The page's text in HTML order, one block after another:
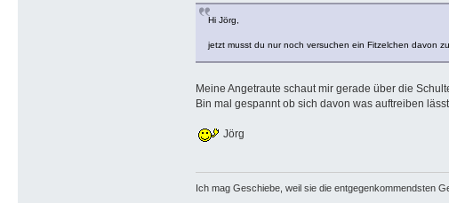
Hi Jörg,
jetzt musst du nur noch versuchen ein Fitzelchen davon
Meine Angetraute schaut mir gerade über die
Bin mal gespannt ob sich davon was auftreiben lässt.
Jörg
Ich mag Geschiebe, weil sie die entgegenkommendsten